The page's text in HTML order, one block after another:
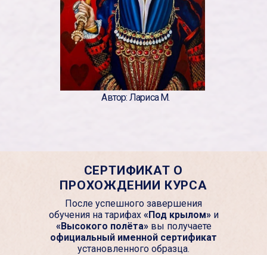
Автор: Лариса М.
СЕРТИФИКАТ О
ПРОХОЖДЕНИИ КУРСА
После успешного завершения
обучения на тарифах «Под крылом»и
«Высокого полёта»вы получаете
официальный именной сертификат
установленного образца.